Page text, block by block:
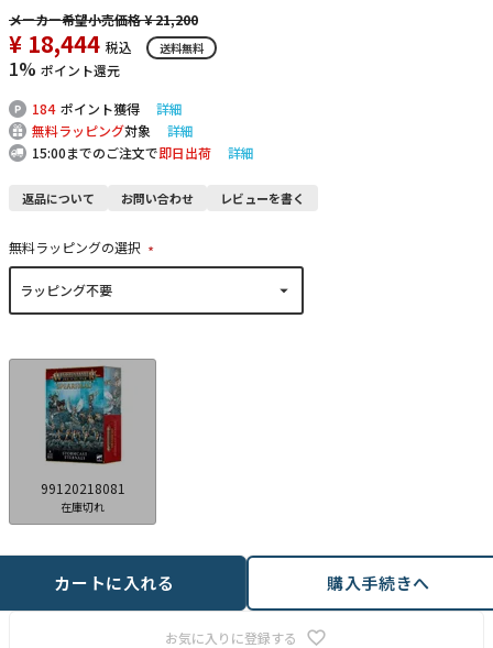
¥21,200
¥ 18,444 税込 送料無料
1% ポイント還元
184 ポイント獲得
詳細
無料ラッピング対象
詳細
15:00までのご注文で即日出荷 詳細
返品について お問い合わせ レビューを書く
無料ラッピングの選択
(
99120218081
在庫切れ
お気に入りに登録する
カートに入れる 購入手続きへ